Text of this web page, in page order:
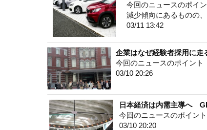
今回のニュースのポイ
減少傾向にあるものの
03/11 13:42
企業はなぜ経験者採用に
今回のニュースのポイント
03/10 20:26
日本経済は内需主導へ
今回のニュースのポイン
03/10 20:20